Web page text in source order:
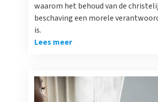
waarom het behoud van de
beschaving een morele
is.
Lees meer